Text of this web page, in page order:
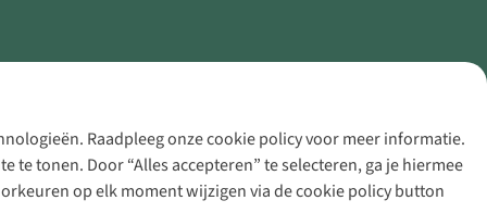
Raadpleeg onze cookie policy voor meer informatie.
tonen. Door “Alles accepteren” te selecteren, ga je hiermee
op elk moment wijzigen via de cookie policy button